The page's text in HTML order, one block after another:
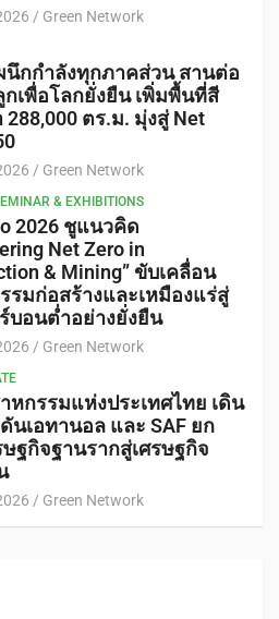
Green Network
กกำลังทุกภาคส่วน สานต่อ
กเพื่อโลกยั่งยืน เพิ่มพื้นที่สี
288,000 ตร.ม. มุ่งสู่ Net
Green Network
& EXHIBITIONS
2026 ชูแนวคิด
Net Zero in
& Mining” ขับเคลื่อน
รมก่อสร้างและเหมืองแร่สู่
บอนต่ำอย่างยั่งยืน
Green Network
หกรรมแห่งประเทศไทย เดิน
นเอทานอล และ SAF ยก
ษฐกิจฐานรากสู่เศรษฐกิจ
Green Network